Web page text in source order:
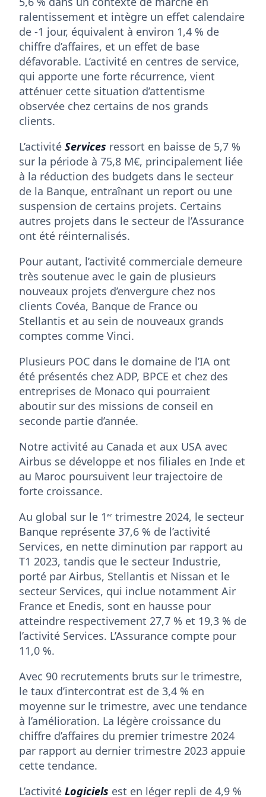
ralentissement et intègre un effet calendaire
de -1 jour, équivalent à environ 1,4 % de
chiffre d’affaires, et un effet de base
défavorable. L’activité en centres de service,
qui apporte une forte récurrence, vient
atténuer cette situation d’attentisme
observée chez certains de nos grands
clients.
L’activité Services ressort en baisse de 5,7 %
sur la période à 75,8 M€, principalement liée
à la réduction des budgets dans le secteur
de la Banque, entraînant un report ou une
suspension de certains projets. Certains
autres projets dans le secteur de l’Assurance
ont été réinternalisés.
Pour autant, l’activité commerciale demeure
très soutenue avec le gain de plusieurs
nouveaux projets d’envergure chez nos
clients Covéa, Banque de France ou
Stellantis et au sein de nouveaux grands
comptes comme Vinci.
Plusieurs POC dans le domaine de l’IA ont
été présentés chez ADP, BPCE et chez des
entreprises de Monaco qui pourraient
aboutir sur des missions de conseil en
seconde partie d’année.
Notre activité au Canada et aux USA avec
Airbus se développe et nos filiales en Inde et
au Maroc poursuivent leur trajectoire de
forte croissance.
Au global sur le 1 er trimestre 2024, le secteur
Banque représente 37,6 % de l’activité
Services, en nette diminution par rapport au
T1 2023, tandis que le secteur Industrie,
porté par Airbus, Stellantis et Nissan et le
secteur Services, qui inclue notamment Air
France et Enedis, sont en hausse pour
atteindre respectivement 27,7 % et 19,3 % de
l’activité Services. L’Assurance compte pour
11,0 %.
Avec 90 recrutements bruts sur le trimestre,
le taux d’intercontrat est de 3,4 % en
moyenne sur le trimestre, avec une tendance
à l’amélioration. La légère croissance du
chiffre d’affaires du premier trimestre 2024
par rapport au dernier trimestre 2023 appuie
cette tendance.
L’activité Logiciels est en léger repli de 4,9 %